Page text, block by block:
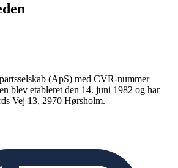
(ApS) med CVR-nummer
blev etableret den 14. juni 1982 og har
Vej 13, 2970 Hørsholm.